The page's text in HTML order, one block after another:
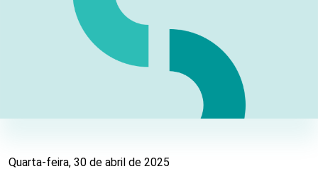
Docentes do IPS reforçam colaboração
Quarta-feira, 30 de abril de 2025